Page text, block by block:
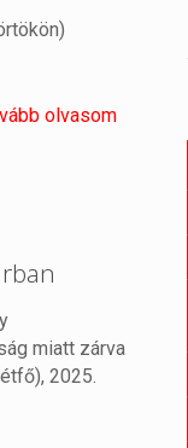
olvasom
miatt zárva
2025.